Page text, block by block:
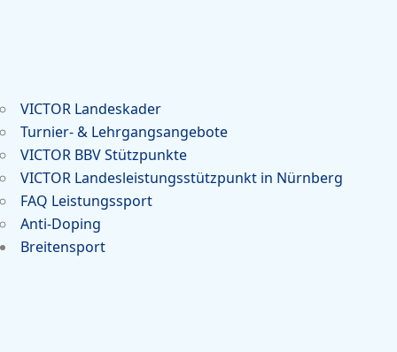
VICTOR Landeskader
Turnier- & Lehrgangsangebote
VICTOR BBV Stützpunkte
VICTOR Landesleistungsstützpunkt in Nürnberg
FAQ Leistungssport
Anti-Doping
Breitensport